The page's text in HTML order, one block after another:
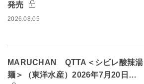
発売
2026.08.05
MARUCHAN QTTA＜シビレ酸辣湯
麺＞（東洋水産）2026年7月20日…